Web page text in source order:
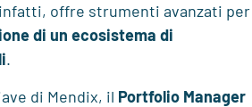
offre strumenti avanzati per
di un ecosistema di
.
di Mendix, il Portfolio Manager